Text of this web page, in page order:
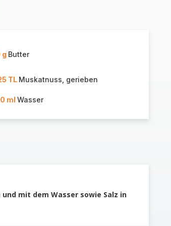
g Butter
TL Muskatnuss, gerieben
ml Wasser
mit dem Wasser sowie Salz in